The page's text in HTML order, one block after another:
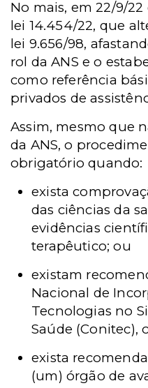
No mais, em 22/9/
lei 14.454/22, que
lei 9.656/98,
rol da ANS e o
como referência
privados de
Assim, mesmo que
da ANS, o
obrigatório quando:
exista
das ciências da
evidências
terapêutico; ou
existam
Nacional de
Tecnologias no
Saúde (Conitec),
exista
(um) órgão de